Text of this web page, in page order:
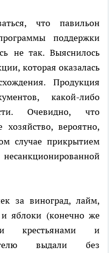
что павильон
поддержки
не так. Выяснилось
которая оказалась
Продукция
какой-либо
Очевидно, что
хозяйство, вероятно,
случае прикрытием
за виноград, лайм,
яблоки (конечно же
крестьянами и
выдали без